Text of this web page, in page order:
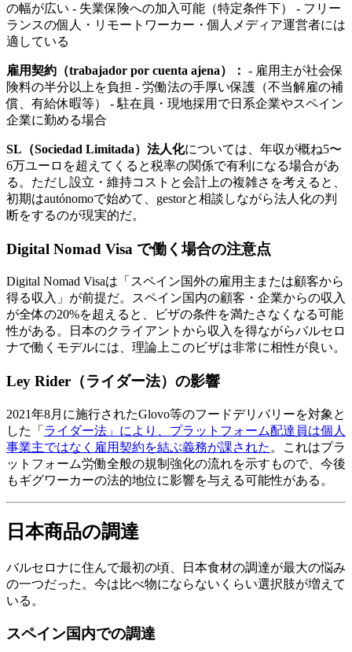
の幅が広い - 失業保険への加入可能（特定条件下） - フリー
ランスの個人・リモートワーカー・個人メディア運営者には
適している
雇用契約（trabajador por cuenta ajena）： - 雇用主が社会保
険料の半分以上を負担 - 労働法の手厚い保護（不当解雇の補
償、有給休暇等） - 駐在員・現地採用で日系企業やスペイン
企業に勤める場合
SL（Sociedad Limitada）法人化については、年収が概ね5〜
6万ユーロを超えてくると税率の関係で有利になる場合があ
る。ただし設立・維持コストと会計上の複雑さを考えると、
初期はautónomoで始めて、gestorと相談しながら法人化の判
断をするのが現実的だ。
Digital Nomad Visa で働く場合の注意点
Digital Nomad Visaは「スペイン国外の雇用主または顧客から
得る収入」が前提だ。スペイン国内の顧客・企業からの収入
が全体の20%を超えると、ビザの条件を満たさなくなる可能
性がある。日本のクライアントから収入を得ながらバルセロ
ナで働くモデルには、理論上このビザは非常に相性が良い。
Ley Rider（ライダー法）の影響
2021年8月に施行されたGlovo等のフードデリバリーを対象と
した「 ライダー法」により、プラットフォーム配達員は個人
事業主ではなく雇用契約を結ぶ義務が課された 。これはプラ
ットフォーム労働全般の規制強化の流れを示すもので、今後
もギグワーカーの法的地位に影響を与える可能性がある。
日本商品の調達
バルセロナに住んで最初の頃、日本食材の調達が最大の悩み
の一つだった。今は比べ物にならないくらい選択肢が増えて
いる。
スペイン国内での調達